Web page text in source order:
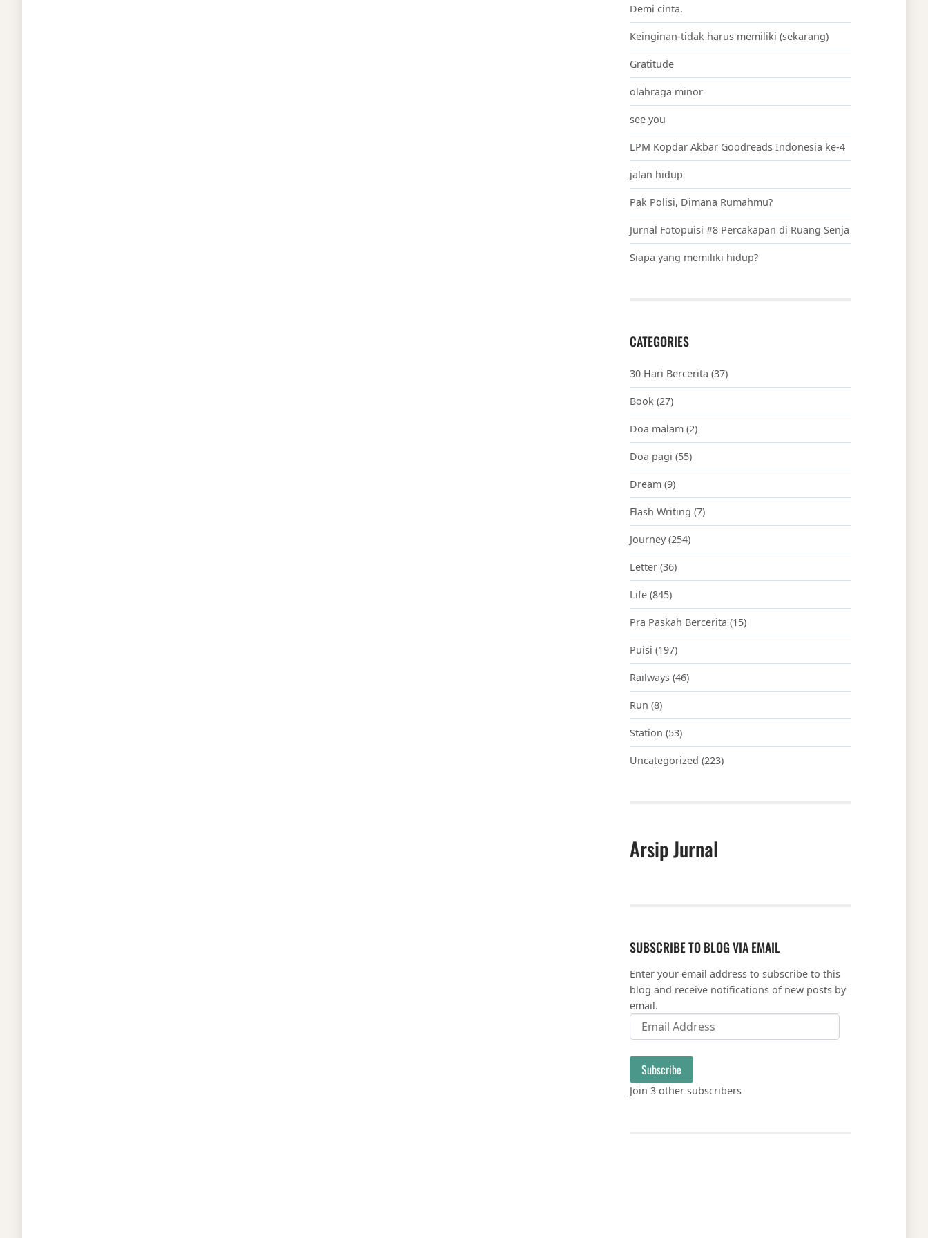
Demi cinta.
Keinginan-tidak harus memiliki (sekarang)
Gratitude
olahraga minor
see you
LPM Kopdar Akbar Goodreads Indonesia ke-4
jalan hidup
Pak Polisi, Dimana Rumahmu?
Jurnal Fotopuisi #8 Percakapan di Ruang Senja
Siapa yang memiliki hidup?
CATEGORIES
30 Hari Bercerita (37)
Book (27)
Doa malam (2)
Doa pagi (55)
Dream (9)
Flash Writing (7)
Journey(254)
Letter (36)
Life (845)
Pra Paskah Bercerita (15)
Puisi (197)
Railways (46)
Run (8)
Station (53)
Uncategorized (223)
Arsip Jurnal
SUBSCRIBE TO BLOG VIA EMAIL
Enter your email address to subscribe to this
blog and receive notifications of new posts by
email.
Email Address
Subscribe
Join 3 other subscribers